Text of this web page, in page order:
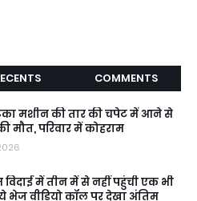
COMMENTS
मशीन की तार की चपेट में आने से
मौत, परिवार में कोहराम
विदाई में तीन में से नहीं पहुंची एक भी
भेज वीडियो कॉल पर देखा अंतिम